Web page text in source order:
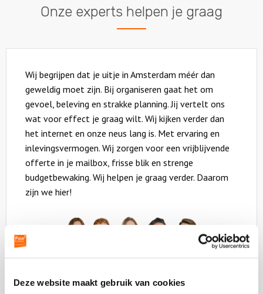
Deze website maakt gebruik van cookies
Onze experts helpen je graag
Wij begrijpen dat je uitje in Amsterdam méér dan
geweldig moet zijn. Bij organiseren gaat het om
gevoel, beleving en strakke planning. Jij vertelt ons
wat voor effect je graag wilt. Wij kijken verder dan
het internet en onze neus lang is. Met ervaring en
inlevingsvermogen. Wij zorgen voor een vrijblijvende
offerte in je mailbox, frisse blik en strenge
budgetbewaking. Wij helpen je graag verder. Daarom
zijn we hier!
Op dit moment zijn we gesloten.